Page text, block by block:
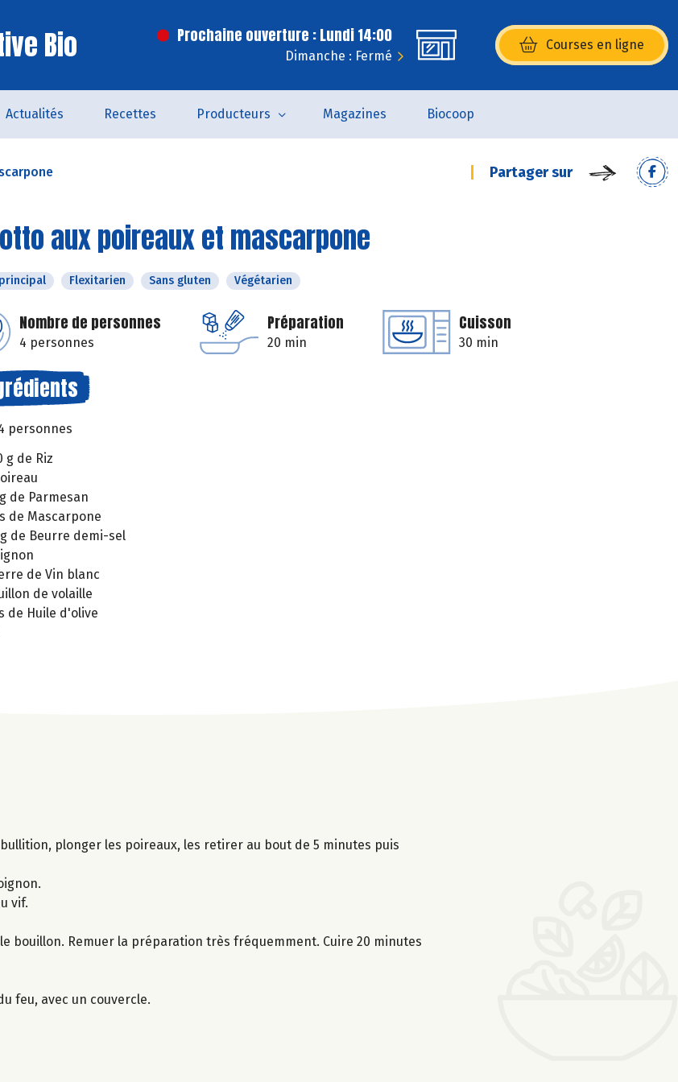
Bio Prochaine ouverture : Lundi 14:00
Dimanche : Fermé
Courses en ligne
(s’ouvre dans une nouvelle
Actualités Recettes Producteurs Magazines Biocoop
Partager sur
aux poireaux et mascarpone
Flexitarien Sans gluten Végétarien
Nombre de personnes
4 personnes
Préparation
20 min
Cuisson
30 min
personnes
g de Riz
de Parmesan
de Mascarpone
de Beurre demi-sel
de Vin blanc
de volaille
de Huile d'olive
plonger les poireaux, les retirer au bout de 5 minutes puis
vif.
bouillon. Remuer la préparation très fréquemment. Cuire 20 minutes
feu, avec un couvercle.